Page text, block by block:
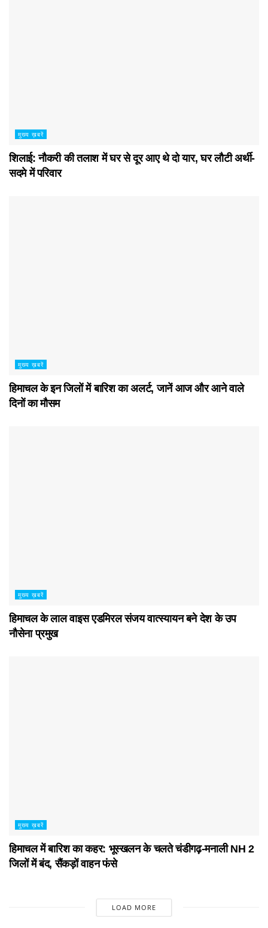
मुख्य ख़बरें
शिलाई: नौकरी की तलाश में घर से दूर आए थे दो यार, घर लौटी अर्थी-
सदमे में परिवार
मुख्य ख़बरें
हिमाचल के इन जिलों में बारिश का अलर्ट, जानें आज और आने वाले
दिनों का मौसम
मुख्य ख़बरें
हिमाचल के लाल वाइस एडमिरल संजय वात्स्यायन बने देश के उप
नौसेना प्रमुख
मुख्य ख़बरें
हिमाचल में बारिश का कहर: भूस्खलन के चलते चंडीगढ़-मनाली NH 2
जिलों में बंद, सैंकड़ों वाहन फंसे
LOAD MORE